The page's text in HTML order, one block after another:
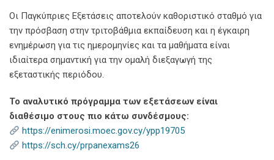
Οι Παγκύπριες Εξετάσεις αποτελούν καθοριστικό σταθμό για
την πρόσβαση στην τριτοβάθμια εκπαίδευση και η έγκαιρη
ενημέρωση για τις ημερομηνίες και τα μαθήματα είναι
ιδιαίτερα σημαντική για την ομαλή διεξαγωγή της
εξεταστικής περιόδου.
Το αναλυτικό πρόγραμμα των εξετάσεων είναι
διαθέσιμο στους πιο κάτω συνδέσμους:
https://enimerosi.moec.gov.cy/ypp19705
https://sch.cy/prpanexams26